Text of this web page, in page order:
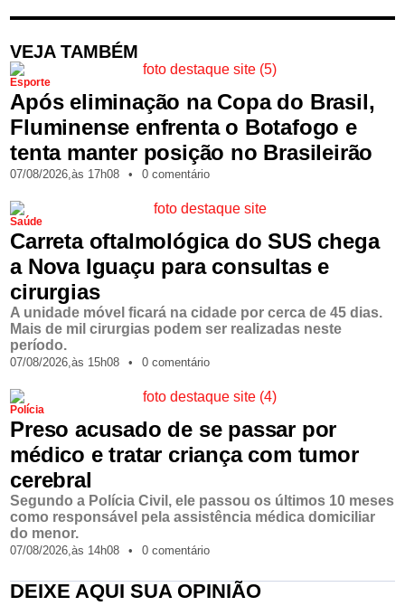
VEJA TAMBÉM
Esporte
Após eliminação na Copa do Brasil,
Fluminense enfrenta o Botafogo e
tenta manter posição no Brasileirão
07/08/2026,às 17h08 • 0 comentário
Saúde
Carreta oftalmológica do SUS chega
a Nova Iguaçu para consultas e
cirurgias
A unidade móvel ficará na cidade por cerca de 45 dias.
Mais de mil cirurgias podem ser realizadas neste
período.
07/08/2026,às 15h08 • 0 comentário
Polícia
Preso acusado de se passar por
médico e tratar criança com tumor
cerebral
Segundo a Polícia Civil, ele passou os últimos 10 meses
como responsável pela assistência médica domiciliar
do menor.
07/08/2026,às 14h08 • 0 comentário
DEIXE AQUI SUA OPINIÃO